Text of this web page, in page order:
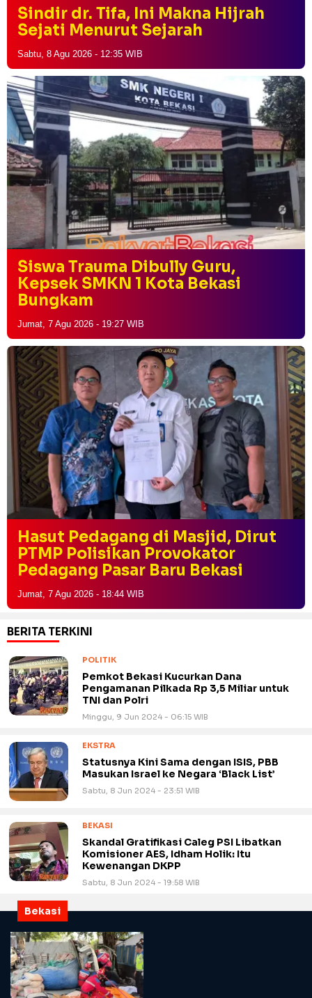
Sindir dr. Tifa, Ini Makna Hijrah
Sejati Menurut Sejarah
Sabtu, 8 Agu 2026 - 12:35 WIB
Siswa Trauma Dibully Guru,
Kepsek SMKN 1 Kota Bekasi
Bungkam
Jumat, 7 Agu 2026 - 19:27 WIB
Hasut Pedagang di Masjid, Dirut
PTMP Polisikan Provokator
Pedagang Pasar Baru Bekasi
Jumat, 7 Agu 2026 - 18:44 WIB
BERITA TERKINI
POLITIK
Pemkot Bekasi Kucurkan Dana
Pengamanan Pilkada Rp 3,5 Miliar untuk
TNI dan Polri
Minggu, 9 Jun 2024 - 06:15 WIB
EKSTRA
Statusnya Kini Sama dengan ISIS, PBB
Masukan Israel ke Negara ‘Black List’
Sabtu, 8 Jun 2024 - 23:51 WIB
BEKASI
Skandal Gratifikasi Caleg PSI Libatkan
Komisioner AES, Idham Holik: Itu
Kewenangan DKPP
Sabtu, 8 Jun 2024 - 19:58 WIB
Bekasi